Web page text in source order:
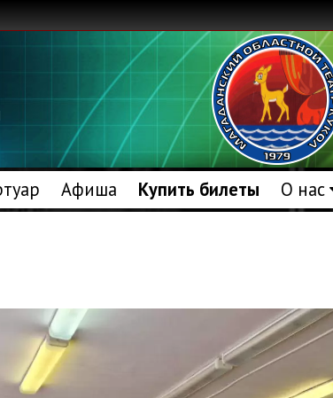
Афиша Купить билеты О нас